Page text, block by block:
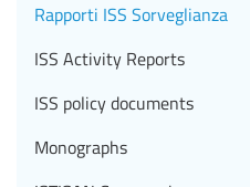
Rapporti ISS Sorveglianza
ISS Activity Reports
ISS policy documents
Monographs